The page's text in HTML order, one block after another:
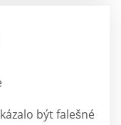
být falešné